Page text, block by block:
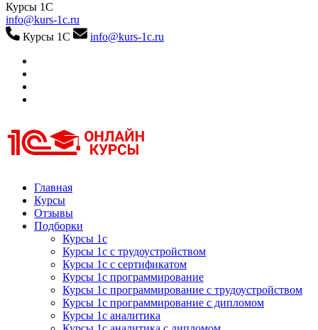
Курсы 1С
info@kurs-1c.ru
Курсы 1С
info@kurs-1c.ru
Курсы 1С
Курсы 1С официальная сертификация
Главная
Курсы
Отзывы
Подборки
Курсы 1с
Курсы 1с с трудоустройством
Курсы 1с с сертификатом
Курсы 1с программирование
Курсы 1с программирование с трудоустройством
Курсы 1с программирование с дипломом
Курсы 1с аналитика